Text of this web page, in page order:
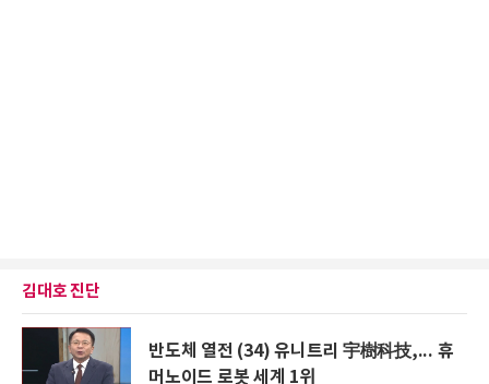
김대호 진단
반도체 열전 (34) 유니트리 宇樹科技,... 휴
머노이드 로봇 세계 1위